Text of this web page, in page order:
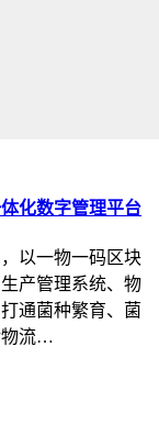
化数字管理平台
以一物一码区块
产管理系统、物
通菌种繁育、菌
物流…